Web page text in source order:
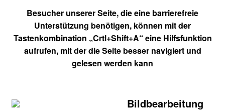
Besucher unserer Seite, die eine barrierefreie
Unterstützung benötigen, können mit der
Tastenkombination „Crtl+Shift+A“ eine Hilfsfunktion
aufrufen, mit der die Seite besser navigiert und
gelesen werden kann
Bildbearbeitung